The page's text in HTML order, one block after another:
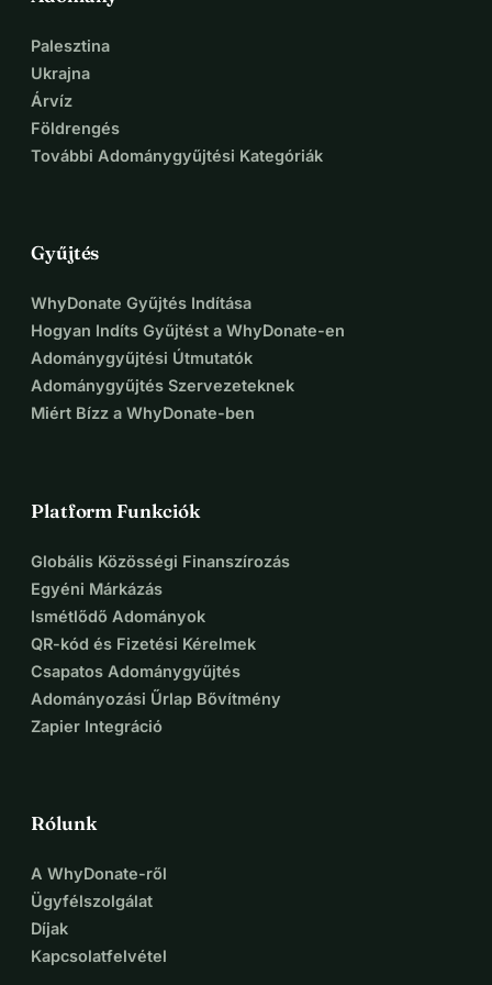
A fényképek Amadeust, édesanyját (apja 2020-ban hunyt
el), a jelenlegi házat, illetve néhány hiányosságát és a
helyet mutatják, ahol az új otthon épül.
Palesztina
Ukrajna
Árvíz
Földrengés
További Adománygyűjtési Kategóriák
Gyűjtés
WhyDonate Gyűjtés Indítása
Hogyan Indíts Gyűjtést a WhyDonate-en
Adománygyűjtési Útmutatók
Adománygyűjtés Szervezeteknek
Miért Bízz a WhyDonate-ben
Platform Funkciók
Globális Közösségi Finanszírozás
Egyéni Márkázás
Ismétlődő Adományok
QR-kód és Fizetési Kérelmek
Csapatos Adománygyűjtés
Adományozási Űrlap Bővítmény
Zapier Integráció
Rólunk
A WhyDonate-ről
Ügyfélszolgálat
Díjak
Kapcsolatfelvétel